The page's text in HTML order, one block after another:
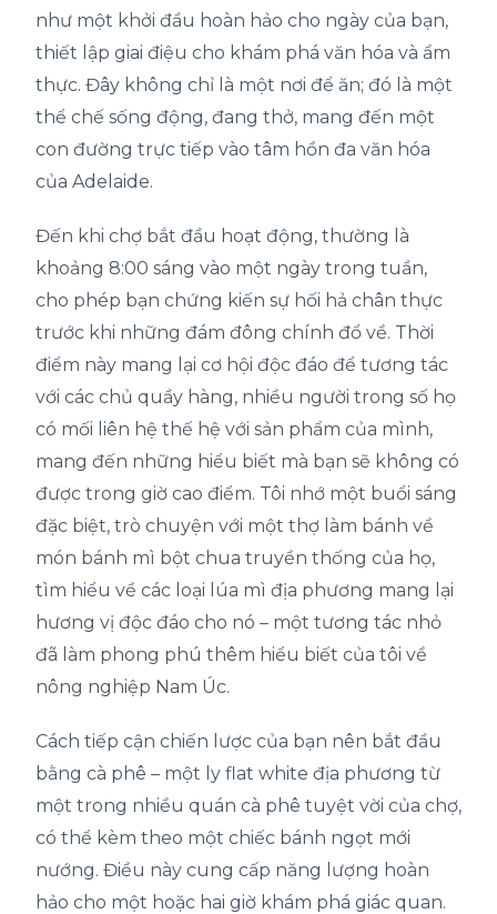
như một khởi đầu hoàn hảo cho ngày của bạn,
thiết lập giai điệu cho khám phá văn hóa và ẩm
thực. Đây không chỉ là một nơi để ăn; đó là một
thể chế sống động, đang thở, mang đến một
con đường trực tiếp vào tâm hồn đa văn hóa
của Adelaide.
Đến khi chợ bắt đầu hoạt động, thường là
khoảng 8:00 sáng vào một ngày trong tuần,
cho phép bạn chứng kiến sự hối hả chân thực
trước khi những đám đông chính đổ về. Thời
điểm này mang lại cơ hội độc đáo để tương tác
với các chủ quầy hàng, nhiều người trong số họ
có mối liên hệ thế hệ với sản phẩm của mình,
mang đến những hiểu biết mà bạn sẽ không có
được trong giờ cao điểm. Tôi nhớ một buổi sáng
đặc biệt, trò chuyện với một thợ làm bánh về
món bánh mì bột chua truyền thống của họ,
tìm hiểu về các loại lúa mì địa phương mang lại
hương vị độc đáo cho nó – một tương tác nhỏ
đã làm phong phú thêm hiểu biết của tôi về
nông nghiệp Nam Úc.
Cách tiếp cận chiến lược của bạn nên bắt đầu
bằng cà phê – một ly flat white địa phương từ
một trong nhiều quán cà phê tuyệt vời của chợ,
có thể kèm theo một chiếc bánh ngọt mới
nướng. Điều này cung cấp năng lượng hoàn
hảo cho một hoặc hai giờ khám phá giác quan.